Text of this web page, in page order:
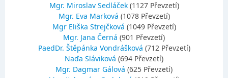
Mgr. Miroslav Sedláček (1127 Převzetí)
Mgr. Eva Marková (1078 Převzetí)
Mgr Eliška Strejčková (1049 Převzetí)
Mgr. Jana Černá (901 Převzetí)
PaedDr. Štěpánka Vondrášková (712 Převzetí)
Naďa Sláviková (694 Převzetí)
Mgr. Dagmar Gálová (625 Převzetí)